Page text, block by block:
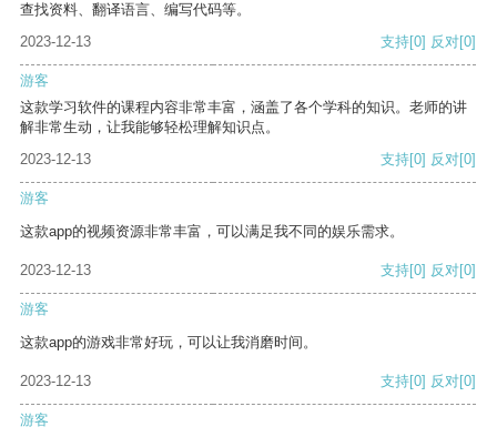
查找资料、翻译语言、编写代码等。
2023-12-13
支持[0] 反对[0]
游客
这款学习软件的课程内容非常丰富，涵盖了各个学科的知识。老师的讲
解非常生动，让我能够轻松理解知识点。
2023-12-13
支持[0] 反对[0]
游客
这款app的视频资源非常丰富，可以满足我不同的娱乐需求。
2023-12-13 支持[0] 反对[0]
游客
这款app的游戏非常好玩，可以让我消磨时间。
2023-12-13 支持[0] 反对[0]
游客